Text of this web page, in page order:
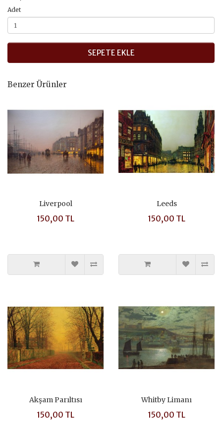
Adet
SEPETE EKLE
Benzer Ürünler
Liverpool
150,00 TL
Leeds
150,00 TL
Akşam Parıltısı
150,00 TL
Whitby Limanı
150,00 TL